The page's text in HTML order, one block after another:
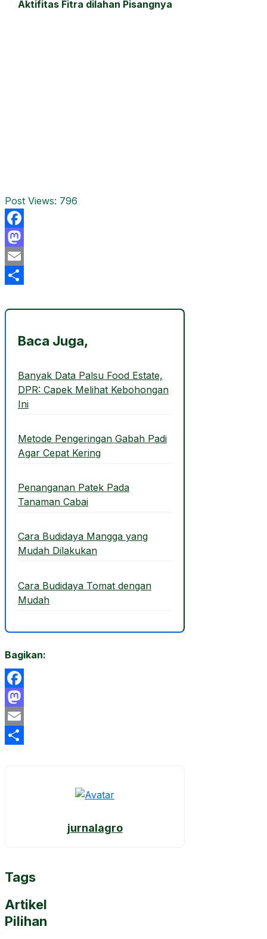
Aktifitas Fitra dilahan Pisangnya
Post Views: 796
Facebook
Mastodon
Email
Baca Juga,
Banyak Data Palsu Food Estate,
DPR: Capek Melihat Kebohongan
Ini
Metode Pengeringan Gabah Padi
Agar Cepat Kering
Penanganan Patek Pada
Tanaman Cabai
Cara Budidaya Mangga yang
Mudah Dilakukan
Cara Budidaya Tomat dengan
Mudah
Bagikan:
Facebook
Mastodon
Email
jurnalagro
Tags
Artikel
Pilihan